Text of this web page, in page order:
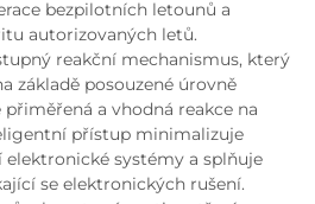
bezpilotních letounů a
autorizovaných letů.
reakční mechanismus, který
základě posouzené úrovně
a vhodná reakce na
přístup minimalizuje
systémy a splňuje
se elektronických rušení.